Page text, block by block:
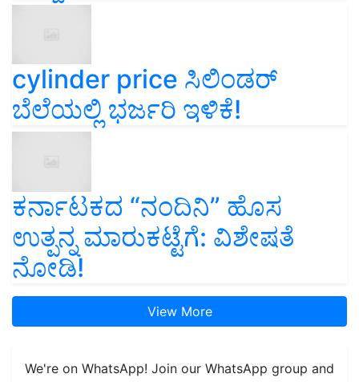
cylinder price ಸಿಲಿಂಡರ್‌
ಬೆಲೆಯಲ್ಲಿ ಭರ್ಜರಿ ಇಳಿಕೆ!
ಕರ್ನಾಟಕದ “ನಂದಿನಿ” ಹೊಸ
ಉತ್ಪನ್ನ ಮಾರುಕಟ್ಟೆಗೆ: ವಿಶೇಷತೆ
ನೋಡಿ!
View More
We're on WhatsApp! Join our WhatsApp group and